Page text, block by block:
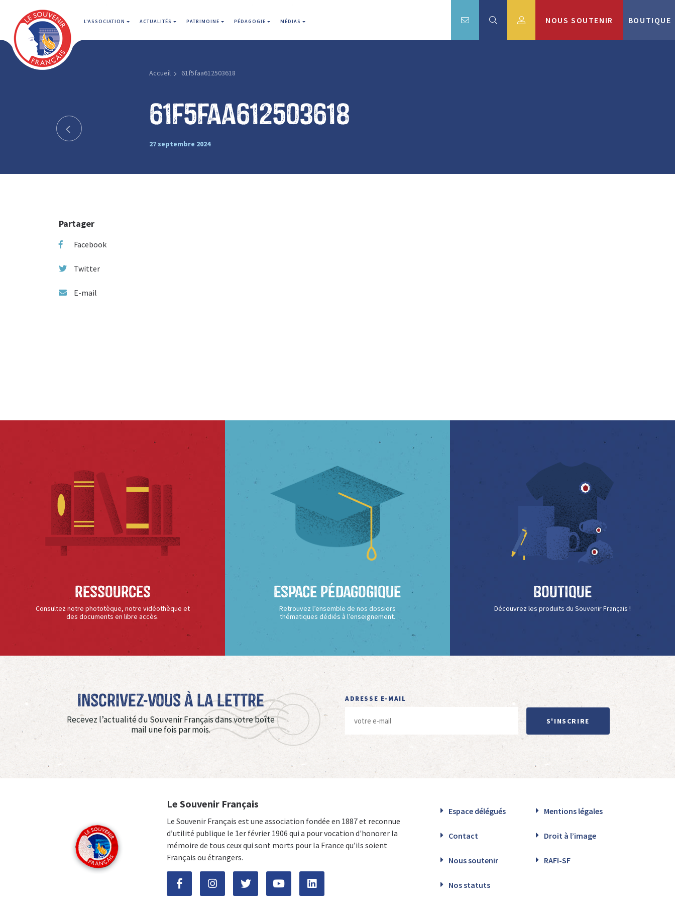
L'ASSOCIATION ACTUALITÉS PATRIMOINE PÉDAGOGIE MÉDIAS NOUS SOUTENIR BOUTIQUE
Accueil 61f5faa612503618
61f5faa612503618
27 septembre 2024
Partager
Facebook
Twitter
E-mail
Ressources
Consultez notre phototèque, notre vidéothèque et
des documents en libre accès.
Espace Pédagogique
Retrouvez l’ensemble de nos dossiers
thématiques dédiés à l’enseignement.
Boutique
Découvrez les produits du Souvenir Français !
Inscrivez-vous à La Lettre
Recevez l’actualité du Souvenir Français dans votre boîte
mail une fois par mois.
ADRESSE E-MAIL
S'INSCRIRE
Le Souvenir Français
Le Souvenir Français est une association fondée en 1887 et reconnue
d’utilité publique le 1er février 1906 qui a pour vocation d'honorer la
mémoire de tous ceux qui sont morts pour la France qu’ils soient
Français ou étrangers.
Espace délégués Mentions légales
Contact Droit à l’image
Nous soutenir RAFI-SF
Nos statuts